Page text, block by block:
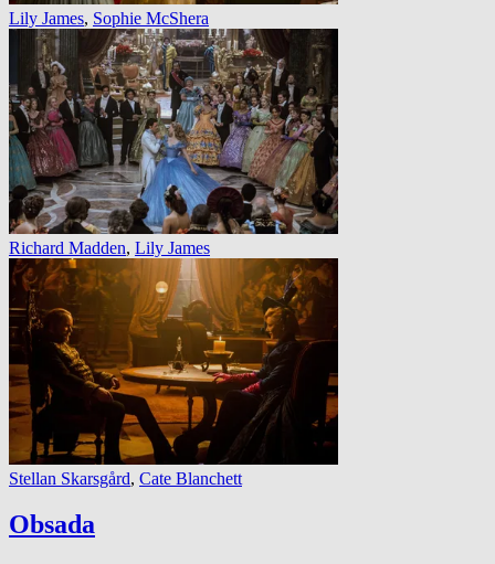
Lily James, Sophie McShera
Richard Madden, Lily James
Stellan Skarsgård, Cate Blanchett
Obsada